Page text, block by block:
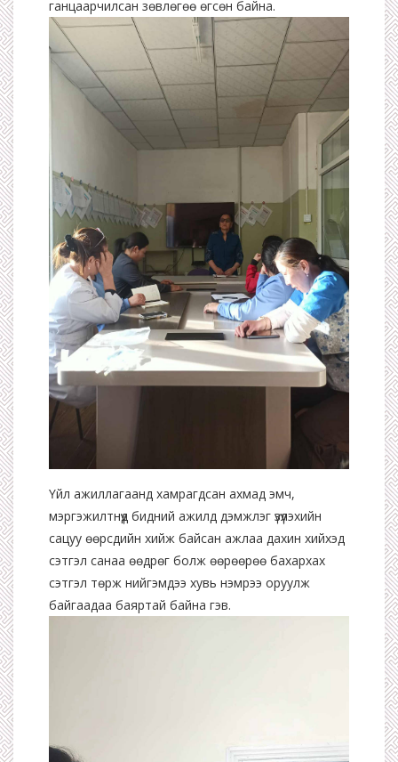
ганцаарчилсан зөвлөгөө өгсөн байна.
Үйл ажиллагаанд хамрагдсан ахмад эмч,
мэргэжилтнүүд бидний ажилд дэмжлэг үзүүлэхийн
сацуу өөрсдийн хийж байсан ажлаа дахин хийхэд
сэтгэл санаа өөдрөг болж өөрөөрөө бахархах
сэтгэл төрж нийгэмдээ хувь нэмрээ оруулж
байгаадаа баяртай байна гэв.